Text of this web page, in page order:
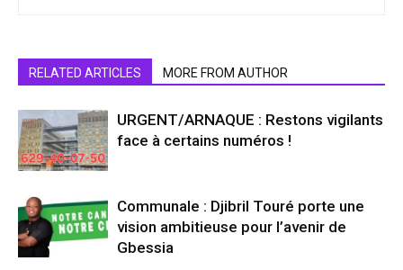
RELATED ARTICLES MORE FROM AUTHOR
URGENT/ARNAQUE : Restons vigilants
face à certains numéros !
Communale : Djibril Touré porte une
vision ambitieuse pour l’avenir de
Gbessia